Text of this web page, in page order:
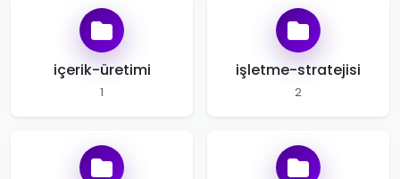
içerik-üretimi
1
işletme-stratejisi
2